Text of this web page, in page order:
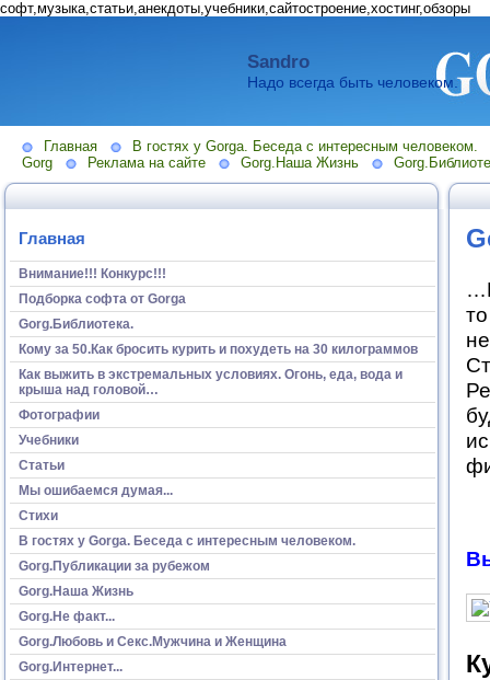
софт,музыка,статьи,анекдоты,учебники,сайтостроение,хостинг,обзоры
Sandro
Надо всегда быть человеком.
Главная
В гостях у Gorga. Беседа с интересным человеком.
Gorg
Реклама на сайте Gorg.Наша Жизнь
Главная
Внимание!!! Конкурс!!!
Подборка софта от Gorga
Gorg.Библиотека.
Кому за 50.Как бросить курить и похудеть на 30 килограммов
Как выжить в экстремальных условиях. Огонь, еда, вода и
крыша над головой…
Фотографии
Учебники
Статьи
Мы ошибаемся думая...
Стихи
В гостях у Gorga. Беседа с интересным человеком.
Gorg.Публикации за рубежом
Gorg.Наша Жизнь
Gorg.Не факт...
Gorg.Любовь и Секс.Мужчина и Женщина
Gorg.Интернет...